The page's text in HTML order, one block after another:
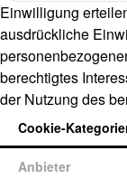
Einwilligung
ausdrückliche
berechtigtes
der Nutzung des
Cookie-
Anbieter